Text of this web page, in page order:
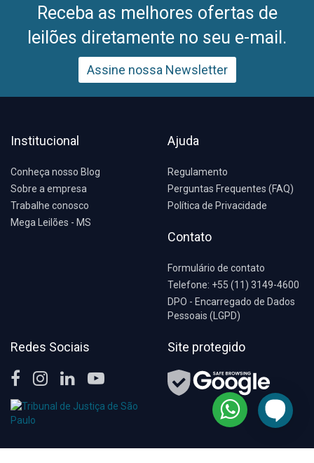
Receba as melhores ofertas de
leilões diretamente no seu e-mail.
Assine nossa Newsletter
Institucional
Conheça nosso Blog
Sobre a empresa
Trabalhe conosco
Mega Leilões - MS
Ajuda
Regulamento
Perguntas Frequentes (FAQ)
Política de Privacidade
Contato
Formulário de contato
Telefone: +55 (11) 3149-4600
DPO - Encarregado de Dados
Pessoais (LGPD)
Redes Sociais Site protegido